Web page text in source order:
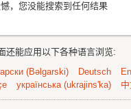
，您没能搜索到任何结果
还能应用以下各种语言浏览:
(Bəlgarski)
Deutsch
українська (ukrajins'ka)